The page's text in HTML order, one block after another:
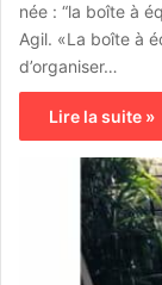
née : “la boîte à
Agil. «La boîte à
d’organiser…
Lire la suite »